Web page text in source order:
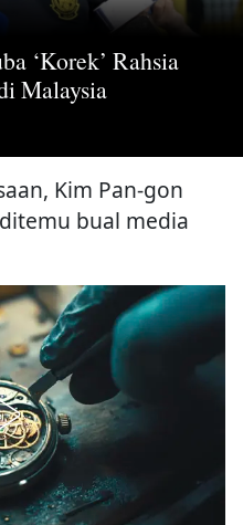
‘Korek’ Rahsia
Malaysia
Kim Pan-gon
bual media